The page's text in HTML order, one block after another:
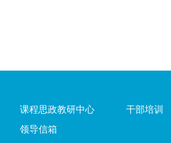
课程思政教研中心
干部培训
领导信箱